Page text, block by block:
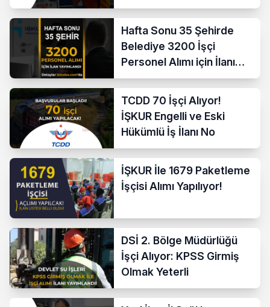
Hafta Sonu 35 Şehirde
Belediye 3200 İşçi
Personel Alımı için İlanı
Yayımladı!
TCDD 70 İşçi Alıyor!
İŞKUR Engelli ve Eski
Hükümlü İş İlanı No
İŞKUR İle 1679 Paketleme
İşçisi Alımı Yapılıyor!
DSİ 2. Bölge Müdürlüğü
İşçi Alıyor: KPSS Girmiş
Olmak Yeterli